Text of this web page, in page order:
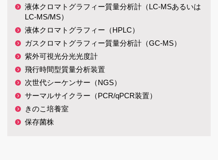
液体クロマトグラフィー質量分析計（LC-MSあるいは
LC-MS/MS）
液体クロマトグラフィー（HPLC）
ガスクロマトグラフィー質量分析計（GC-MS）
紫外可視光分光光度計
飛行時間型質量分析装置
次世代シーケンサー（NGS）
サーマルサイクラー（PCR/qPCR装置）
きのこ培養室
保存菌株